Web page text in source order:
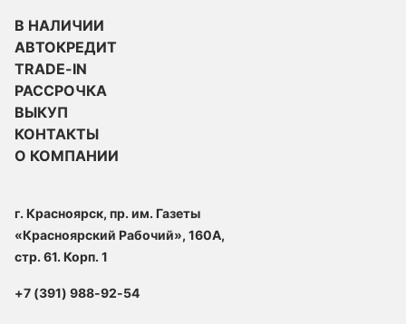
В НАЛИЧИИ
АВТОКРЕДИТ
TRADE-IN
РАССРОЧКА
ВЫКУП
КОНТАКТЫ
О КОМПАНИИ
г. Красноярск, пр. им. Газеты
«Красноярский Рабочий», 160А,
стр. 61. Корп. 1
+7 (391) 988-92-54